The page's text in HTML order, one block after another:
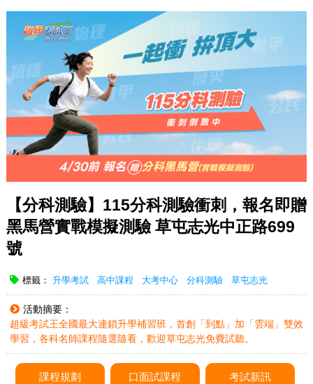
【分科測驗】115分科測驗衝刺，報名即贈
黑馬營實戰模擬測驗 草屯志光中正路699
號
標籤： 升學考試 高中課程 大考中心 分科測驗 草屯志光
活動摘要：
超級考試王全國最大連鎖升學補習班，首創「到點」加「雲端」雙效
學習，各科名師課程隨選隨看，歡迎草屯志光免費試聽。
課程規劃 口面試課程 考試新訊